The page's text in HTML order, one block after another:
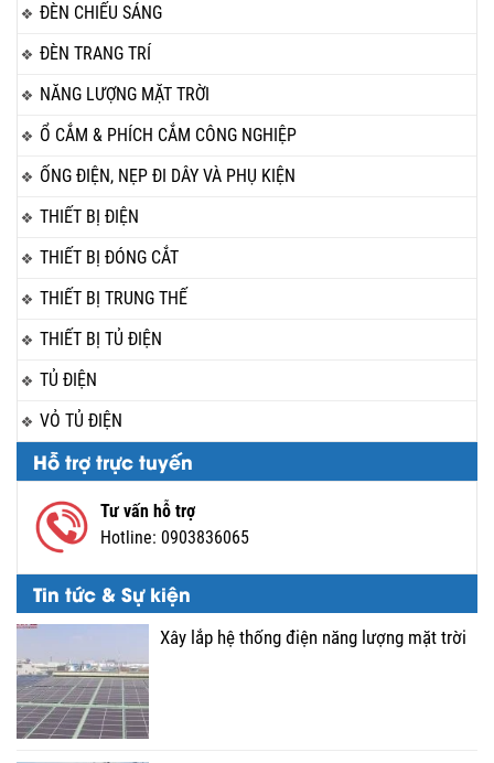
ĐÈN CHIẾU SÁNG
ĐÈN TRANG TRÍ
NĂNG LƯỢNG MẶT TRỜI
Ổ CẮM & PHÍCH CẮM CÔNG NGHIỆP
ỐNG ĐIỆN, NẸP ĐI DÂY VÀ PHỤ KIỆN
THIẾT BỊ ĐIỆN
THIẾT BỊ ĐÓNG CẮT
THIẾT BỊ TRUNG THẾ
THIẾT BỊ TỦ ĐIỆN
TỦ ĐIỆN
VỎ TỦ ĐIỆN
Hỗ trợ trực tuyến
Tư vấn hỗ trợ
Hotline: 0903836065
Tin tức & Sự kiện
Xây lắp hệ thống điện năng lượng mặt trời